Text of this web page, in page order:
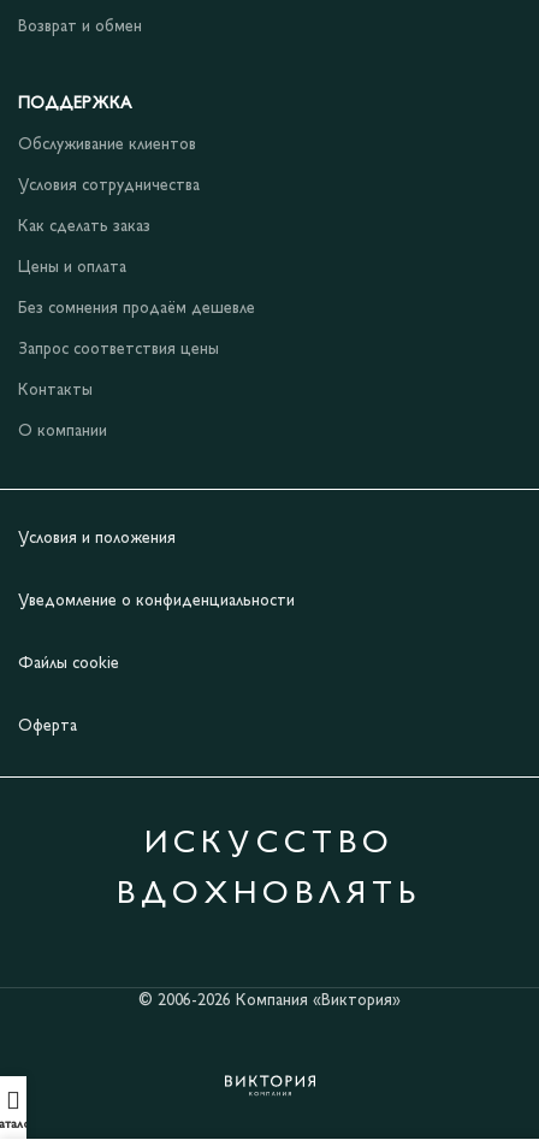
Возврат и обмен
ПОДДЕРЖКА
Обслуживание клиентов
Условия сотрудничества
Как сделать заказ
Цены и оплата
Без сомнения продаём дешевле
Запрос соответствия цены
Контакты
О компании
Условия и положения
Уведомление о конфиденциальности
Файлы cookie
Оферта
ИСКУССТВО
ВДОХНОВЛЯТЬ
© 2006-2026 Компания «Виктория»